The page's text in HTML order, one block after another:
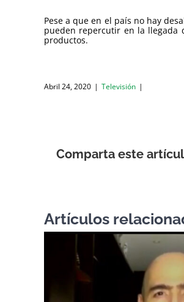
Pese a que en el país no hay
pueden repercutir en la llegada
productos.
Abril 24, 2020 | Televisión |
Comparta este
Artículos